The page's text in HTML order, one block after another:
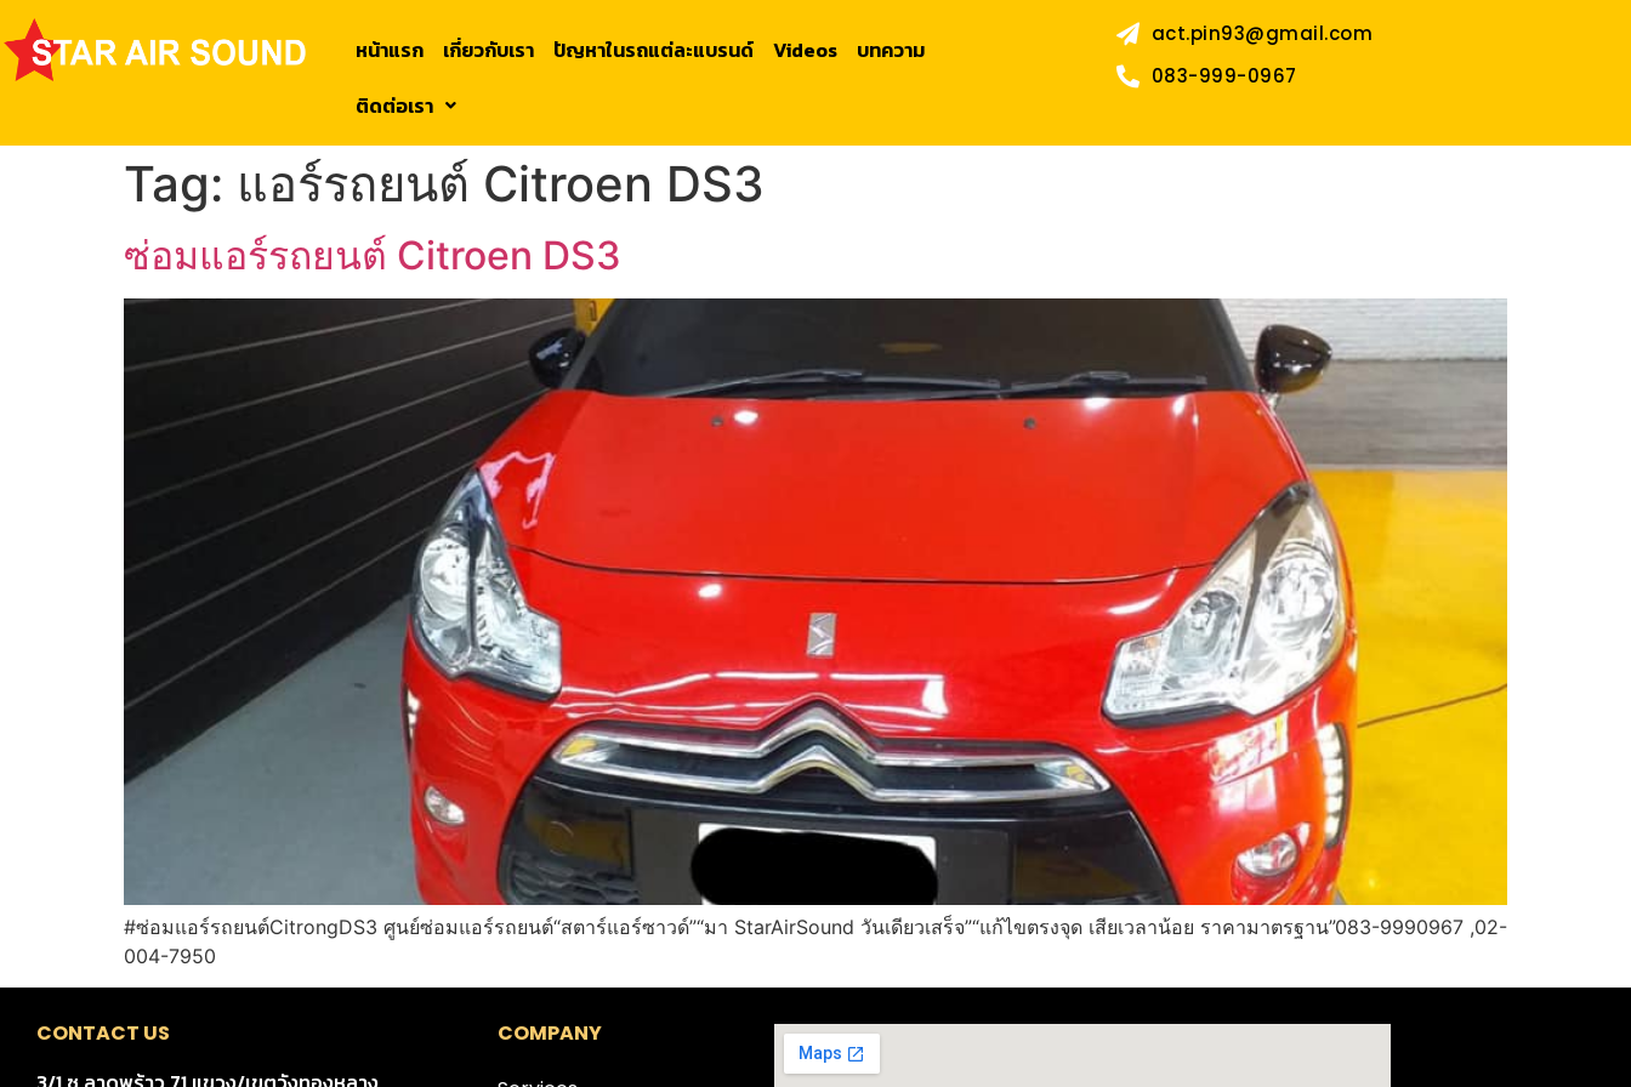
หน้าแรก เกี่ยวกับเรา ปัญหาในรถแต่ละแบรนด์ Videos
บทความ
ติดต่อเรา
act.pin93@gmail.com
083-999-0967
Tag: แอร์รถยนต์ Citroen DS3
ซ่อมแอร์รถยนต์ Citroen DS3
#ซ่อมแอร์รถยนต์CitrongDS3 ศูนย์ซ่อมแอร์รถยนต์“สตาร์แอร์ซาวด์”“มา StarAirSound วันเดียวเสร็จ”“แก้ไขตรงจุด เสียเวลาน้อย ราคามาตรฐาน”083-9990967 ,02-
004-7950
CONTACT US
COMPANY